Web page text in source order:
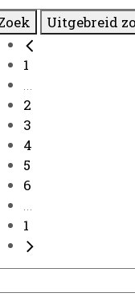
Uitgebreid
1
...
2
3
4
5
6
...
1